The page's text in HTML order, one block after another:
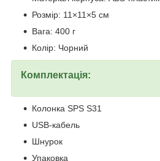
Розмір: 11×11×5 см
Вага: 400 г
Колір: Чорний
Комплектація:
Колонка SPS S31
USB-кабель
Шнурок
Упаковка